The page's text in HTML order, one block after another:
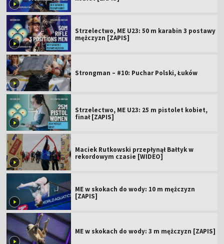
Strzelectwo, ME U23: 50 m karabin 3 postawy
mężczyzn [ZAPIS]
Strongman – #10: Puchar Polski, Łuków
Strzelectwo, ME U23: 25 m pistolet kobiet,
finał [ZAPIS]
Maciek Rutkowski przepłynął Bałtyk w
rekordowym czasie [WIDEO]
ME w skokach do wody: 10 m mężczyzn
[ZAPIS]
ME w skokach do wody: 3 m mężczyzn [ZAPIS]